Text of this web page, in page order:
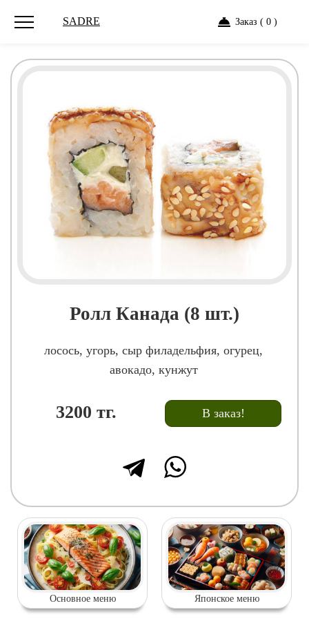
SADRE Заказ ( 0 )
Ролл Канада (8 шт.)
лосось, угорь, сыр филадельфия, огурец,
авокадо, кунжут
3200 тг. В заказ!
Основное меню Японское меню